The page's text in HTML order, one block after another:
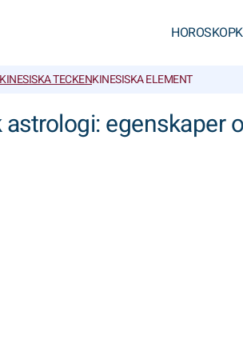
HOROSKOP
KINESISKA TECKENKINESISKA ELEMENT
astrologi: egenskaper